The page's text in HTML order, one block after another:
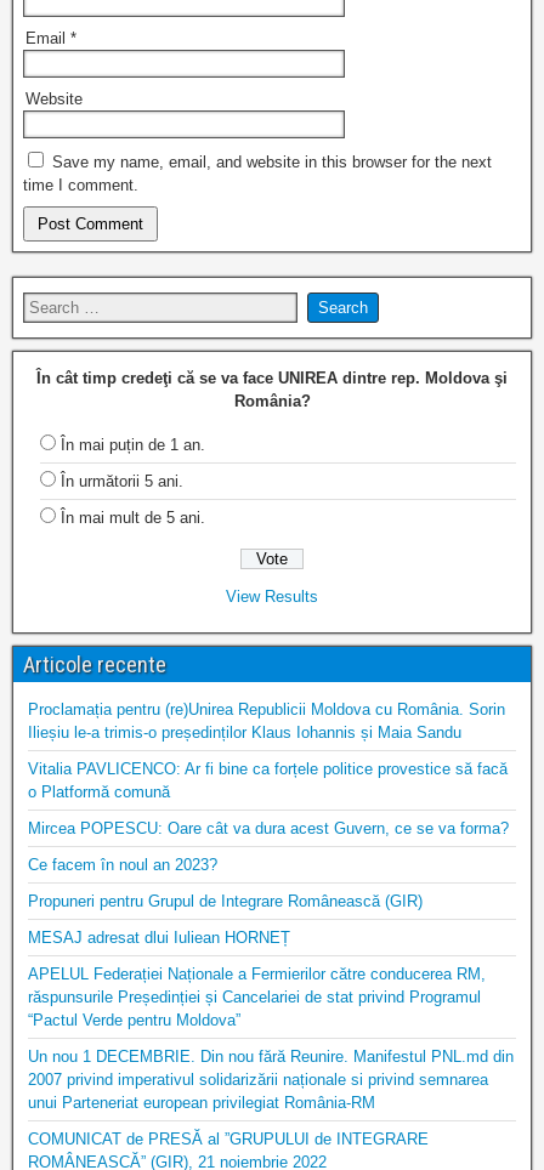
Email *
Website
Save my name, email, and website in this browser for the next
time I comment.
În cât timp credeţi că se va face UNIREA dintre rep. Moldova şi
România?
În mai puțin de 1 an.
În următorii 5 ani.
În mai mult de 5 ani.
View Results
Articole recente
Proclamația pentru (re)Unirea Republicii Moldova cu România. Sorin
Ilieșiu le-a trimis-o președinților Klaus Iohannis și Maia Sandu
Vitalia PAVLICENCO: Ar fi bine ca forțele politice provestice să facă
o Platformă comună
Mircea POPESCU: Oare cât va dura acest Guvern, ce se va forma?
Ce facem în noul an 2023?
Propuneri pentru Grupul de Integrare Românească (GIR)
MESAJ adresat dlui Iuliean HORNEȚ
APELUL Federației Naționale a Fermierilor către conducerea RM,
răspunsurile Președinției și Cancelariei de stat privind Programul
“Pactul Verde pentru Moldova”
Un nou 1 DECEMBRIE. Din nou fără Reunire. Manifestul PNL.md din
2007 privind imperativul solidarizării naționale si privind semnarea
unui Parteneriat european privilegiat România-RM
COMUNICAT de PRESĂ al ”GRUPULUI de INTEGRARE
ROMÂNEASCĂ” (GIR), 21 noiembrie 2022